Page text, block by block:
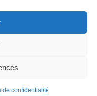
de confidentialité